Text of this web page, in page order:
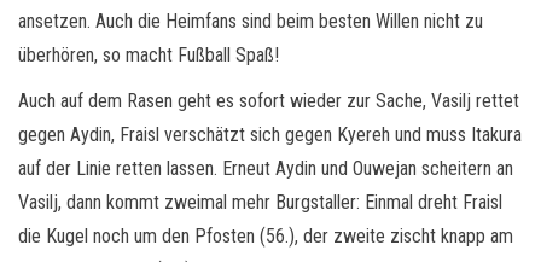
ansetzen. Auch die Heimfans sind beim besten Willen nicht zu
überhören, so macht Fußball Spaß!
Auch auf dem Rasen geht es sofort wieder zur Sache, Vasilj rettet
gegen Aydin, Fraisl verschätzt sich gegen Kyereh und muss Itakura
auf der Linie retten lassen. Erneut Aydin und Ouwejan scheitern an
Vasilj, dann kommt zweimal mehr Burgstaller: Einmal dreht Fraisl
die Kugel noch um den Pfosten (56.), der zweite zischt knapp am